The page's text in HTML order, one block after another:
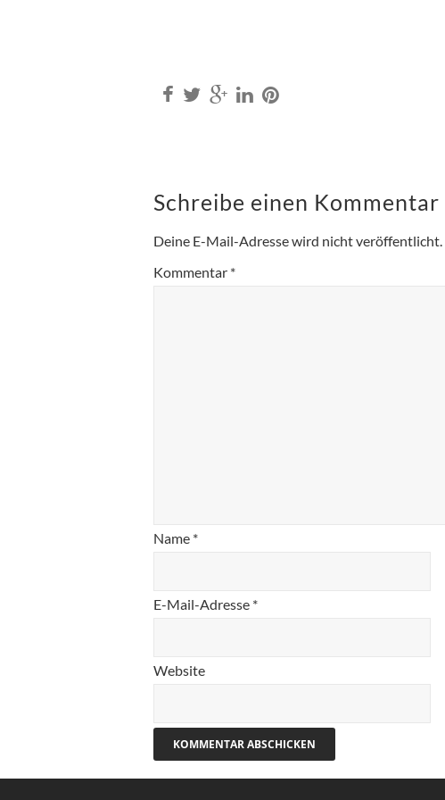
Schreibe einen Kommentar
Deine E-Mail-Adresse wird nicht veröffentlicht.
Kommentar *
Name *
E-Mail-Adresse *
Website